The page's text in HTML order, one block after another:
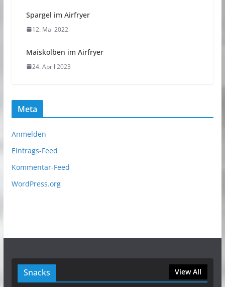
Spargel im Airfryer
12. Mai 2022
Maiskolben im Airfryer
24. April 2023
Meta
Anmelden
Eintrags-Feed
Kommentar-Feed
WordPress.org
Snacks View All